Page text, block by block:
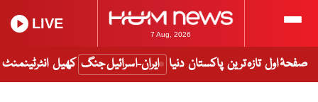
7 Aug, 2026
LIVE
صفحۂ اول تازہ ترین پاکستان دنیا ایران-اسرائیل جنگ کھیل انٹرٹینمنٹ